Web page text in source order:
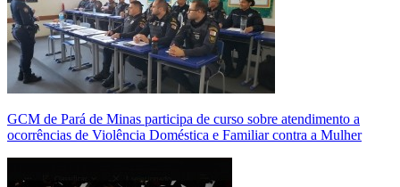
GCM de Pará de Minas participa de curso sobre atendimento a
ocorrências de Violência Doméstica e Familiar contra a Mulher